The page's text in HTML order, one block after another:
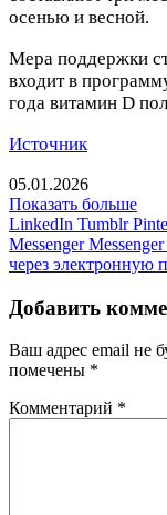
осенью и весной.
Мера поддержки
входит в
года витамин D
Источник
05.01.2026
Показать больше
LinkedIn Tumblr
Messenger Messenger
через электронную
Добавить
Ваш адрес email не
помечены *
Комментарий *